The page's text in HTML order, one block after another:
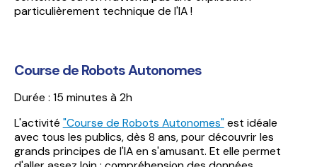
particulièrement technique de l'IA !
Course de Robots Autonomes
Durée : 15 minutes à 2h
L'activité "Course de Robots Autonomes" est idéale
avec tous les publics, dès 8 ans, pour découvrir les
grands principes de l'IA en s'amusant. Et elle permet